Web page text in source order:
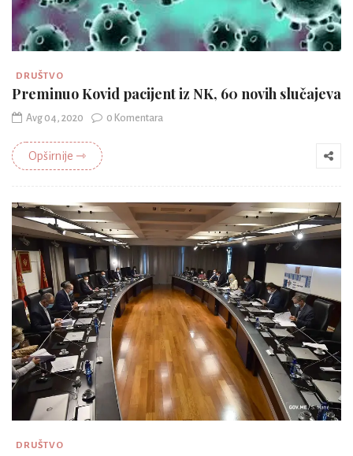
DRUŠTVO
Preminuo Kovid pacijent iz NK, 60 novih slučajeva
Avg 04, 2020 0 Komentara
Opširnije ⇾
DRUŠTVO